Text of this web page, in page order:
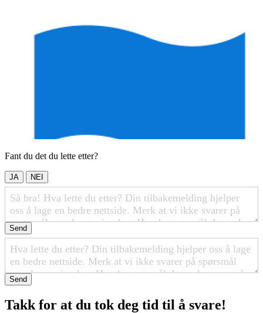
Fant du det du lette etter?
JA NEI
Send
Send
Takk for at du tok deg tid til å svare!